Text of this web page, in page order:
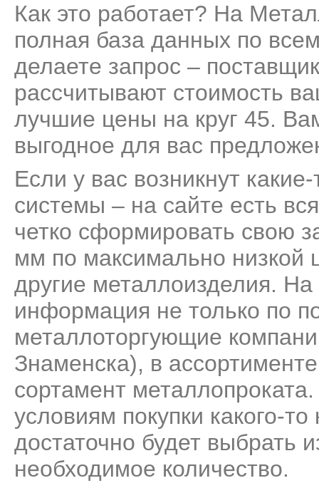
Как это работает? На
полная база данных по
делаете запрос –
рассчитывают стоимость
лучшие цены на круг 45.
выгодное для вас
Если у вас возникнут
системы – на сайте есть
четко сформировать свою
мм по максимально низкой
другие металлоизделия.
информация не только по
металлоторгующие
Знаменска), в
сортамент
условиям покупки какого-
достаточно будет выбрать
необходимое количество.